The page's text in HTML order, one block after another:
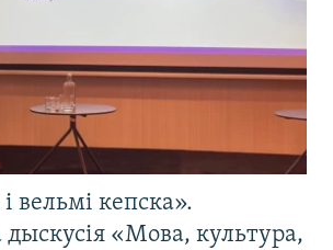
вельмі кепска».
«Мова, культура,